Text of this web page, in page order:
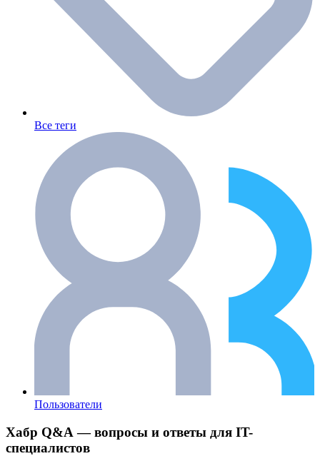
Все теги
Пользователи
Хабр Q&A — вопросы и ответы для IT-
специалистов